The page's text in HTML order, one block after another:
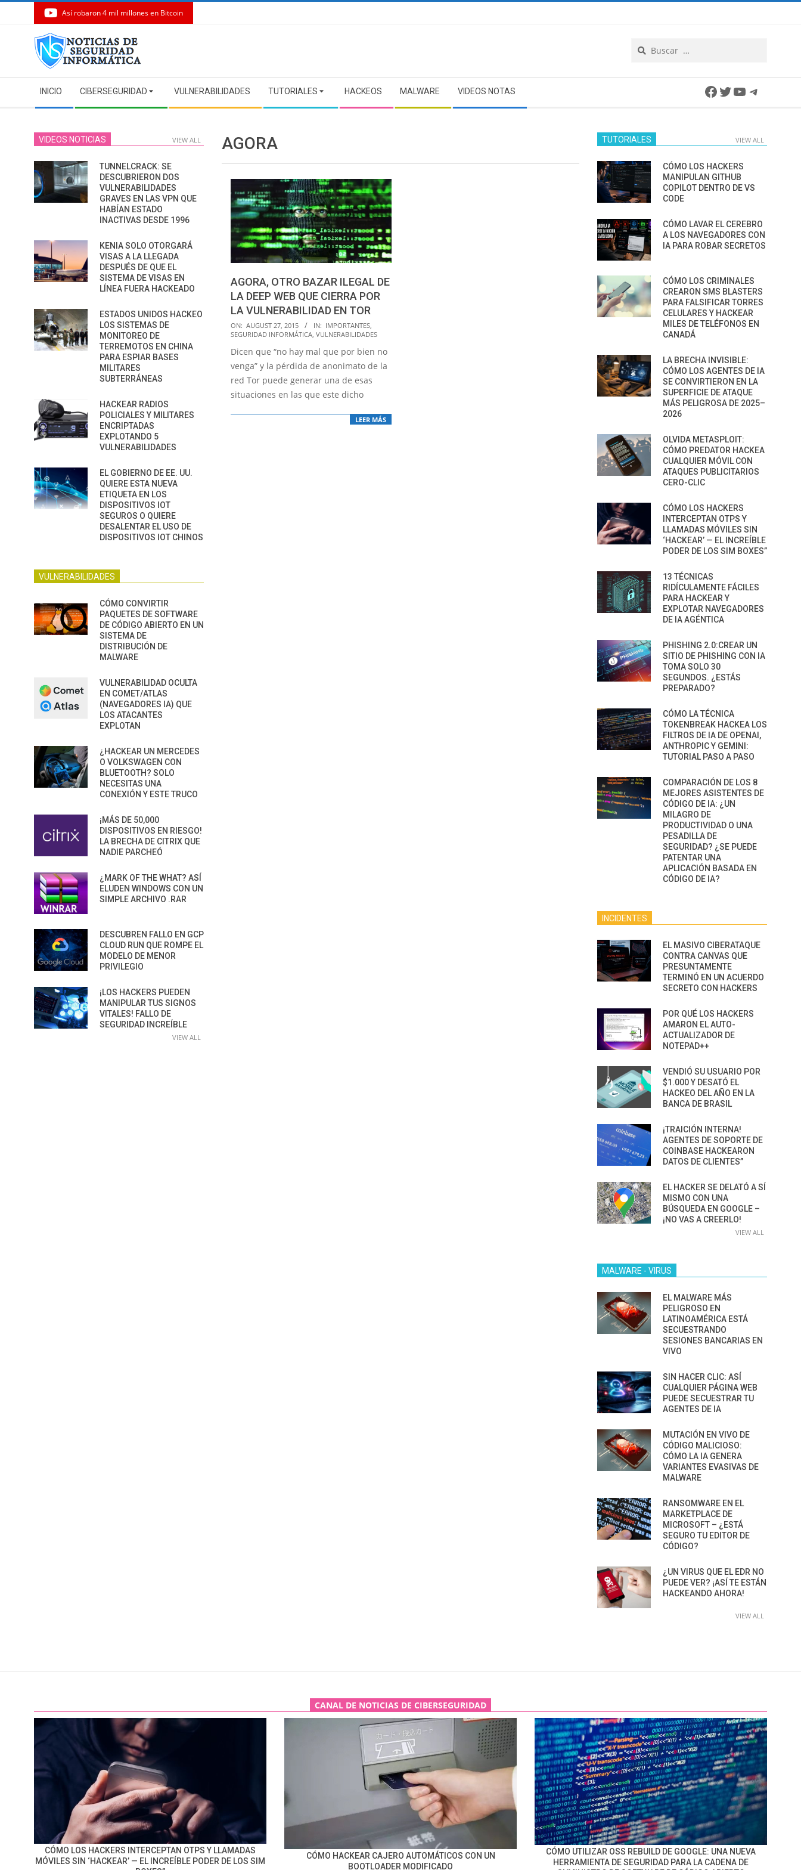
Así robaron 4 mil millones en Bitcoin
Navigation
Menu
INICIO CIBERSEGURIDAD VULNERABILIDADES TUTORIALES HACKEOS MALWARE VIDEOS NOTAS Facebook
Twitter
YouTube
AGORA
AGORA, OTRO BAZAR ILEGAL DE
LA DEEP WEB QUE CIERRA POR
LA VULNERABILIDAD EN TOR
2015-
08-
27
ON: AUGUST 27, 2015 IN: IMPORTANTES,
SEGURIDAD INFORMÁTICA, VULNERABILIDADES
Dicen que “no hay mal que por bien no
venga” y la pérdida de anonimato de la
red Tor puede generar una de esas
situaciones en las que este dicho
LEER MÁS
VIDEOS NOTICIAS VIEW ALL
TUNNELCRACK: SE
DESCUBRIERON DOS
VULNERABILIDADES
GRAVES EN LAS VPN QUE
HABÍAN ESTADO
INACTIVAS DESDE 1996
KENIA SOLO OTORGARÁ
VISAS A LA LLEGADA
DESPUÉS DE QUE EL
SISTEMA DE VISAS EN
LÍNEA FUERA HACKEADO
ESTADOS UNIDOS HACKEO
LOS SISTEMAS DE
MONITOREO DE
TERREMOTOS EN CHINA
PARA ESPIAR BASES
MILITARES
SUBTERRÁNEAS
HACKEAR RADIOS
POLICIALES Y MILITARES
ENCRIPTADAS
EXPLOTANDO 5
VULNERABILIDADES
EL GOBIERNO DE EE. UU.
QUIERE ESTA NUEVA
ETIQUETA EN LOS
DISPOSITIVOS IOT
SEGUROS O QUIERE
DESALENTAR EL USO DE
DISPOSITIVOS IOT CHINOS
VULNERABILIDADES
CÓMO CONVIRTIR
PAQUETES DE SOFTWARE
DE CÓDIGO ABIERTO EN UN
SISTEMA DE
DISTRIBUCIÓN DE
MALWARE
VULNERABILIDAD OCULTA
EN COMET/ATLAS
(NAVEGADORES IA) QUE
LOS ATACANTES
EXPLOTAN
¿HACKEAR UN MERCEDES
O VOLKSWAGEN CON
BLUETOOTH? SOLO
NECESITAS UNA
CONEXIÓN Y ESTE TRUCO
¡MÁS DE 50,000
DISPOSITIVOS EN RIESGO!
LA BRECHA DE CITRIX QUE
NADIE PARCHEÓ
¿MARK OF THE WHAT? ASÍ
ELUDEN WINDOWS CON UN
SIMPLE ARCHIVO .RAR
DESCUBREN FALLO EN GCP
CLOUD RUN QUE ROMPE EL
MODELO DE MENOR
PRIVILEGIO
¡LOS HACKERS PUEDEN
MANIPULAR TUS SIGNOS
VITALES! FALLO DE
SEGURIDAD INCREÍBLE
VIEW ALL
TUTORIALES VIEW ALL
CÓMO LOS HACKERS
MANIPULAN GITHUB
COPILOT DENTRO DE VS
CODE
CÓMO LAVAR EL CEREBRO
A LOS NAVEGADORES CON
IA PARA ROBAR SECRETOS
CÓMO LOS CRIMINALES
CREARON SMS BLASTERS
PARA FALSIFICAR TORRES
CELULARES Y HACKEAR
MILES DE TELÉFONOS EN
CANADÁ
LA BRECHA INVISIBLE:
CÓMO LOS AGENTES DE IA
SE CONVIRTIERON EN LA
SUPERFICIE DE ATAQUE
MÁS PELIGROSA DE 2025–
2026
OLVIDA METASPLOIT:
CÓMO PREDATOR HACKEA
CUALQUIER MÓVIL CON
ATAQUES PUBLICITARIOS
CERO-CLIC
CÓMO LOS HACKERS
INTERCEPTAN OTPS Y
LLAMADAS MÓVILES SIN
‘HACKEAR’ — EL INCREÍBLE
PODER DE LOS SIM BOXES”
13 TÉCNICAS
RIDÍCULAMENTE FÁCILES
PARA HACKEAR Y
EXPLOTAR NAVEGADORES
DE IA AGÉNTICA
PHISHING 2.0:CREAR UN
SITIO DE PHISHING CON IA
TOMA SOLO 30
SEGUNDOS. ¿ESTÁS
PREPARADO?
CÓMO LA TÉCNICA
TOKENBREAK HACKEA LOS
FILTROS DE IA DE OPENAI,
ANTHROPIC Y GEMINI:
TUTORIAL PASO A PASO
COMPARACIÓN DE LOS 8
MEJORES ASISTENTES DE
CÓDIGO DE IA: ¿UN
MILAGRO DE
PRODUCTIVIDAD O UNA
PESADILLA DE
SEGURIDAD? ¿SE PUEDE
PATENTAR UNA
APLICACIÓN BASADA EN
CÓDIGO DE IA?
INCIDENTES
EL MASIVO CIBERATAQUE
CONTRA CANVAS QUE
PRESUNTAMENTE
TERMINÓ EN UN ACUERDO
SECRETO CON HACKERS
POR QUÉ LOS HACKERS
AMARON EL AUTO-
ACTUALIZADOR DE
NOTEPAD++
VENDIÓ SU USUARIO POR
$1.000 Y DESATÓ EL
HACKEO DEL AÑO EN LA
BANCA DE BRASIL
¡TRAICIÓN INTERNA!
AGENTES DE SOPORTE DE
COINBASE HACKEARON
DATOS DE CLIENTES”
EL HACKER SE DELATÓ A SÍ
MISMO CON UNA
BÚSQUEDA EN GOOGLE –
¡NO VAS A CREERLO!
VIEW ALL
MALWARE - VIRUS
EL MALWARE MÁS
PELIGROSO EN
LATINOAMÉRICA ESTÁ
SECUESTRANDO
SESIONES BANCARIAS EN
VIVO
SIN HACER CLIC: ASÍ
CUALQUIER PÁGINA WEB
PUEDE SECUESTRAR TU
AGENTES DE IA
MUTACIÓN EN VIVO DE
CÓDIGO MALICIOSO:
CÓMO LA IA GENERA
VARIANTES EVASIVAS DE
MALWARE
RANSOMWARE EN EL
MARKETPLACE DE
MICROSOFT – ¿ESTÁ
SEGURO TU EDITOR DE
CÓDIGO?
¿UN VIRUS QUE EL EDR NO
PUEDE VER? ¡ASÍ TE ESTÁN
HACKEANDO AHORA!
VIEW ALL
CANAL DE NOTICIAS DE CIBERSEGURIDAD
CÓMO LOS HACKERS INTERCEPTAN OTPS Y LLAMADAS
MÓVILES SIN ‘HACKEAR’ — EL INCREÍBLE PODER DE LOS SIM
CÓMO HACKEAR CAJERO AUTOMÁTICOS CON UN
BOOTLOADER MODIFICADO
CÓMO UTILIZAR OSS REBUILD DE GOOGLE: UNA NUEVA
HERRAMIENTA DE SEGURIDAD PARA LA CADENA DE